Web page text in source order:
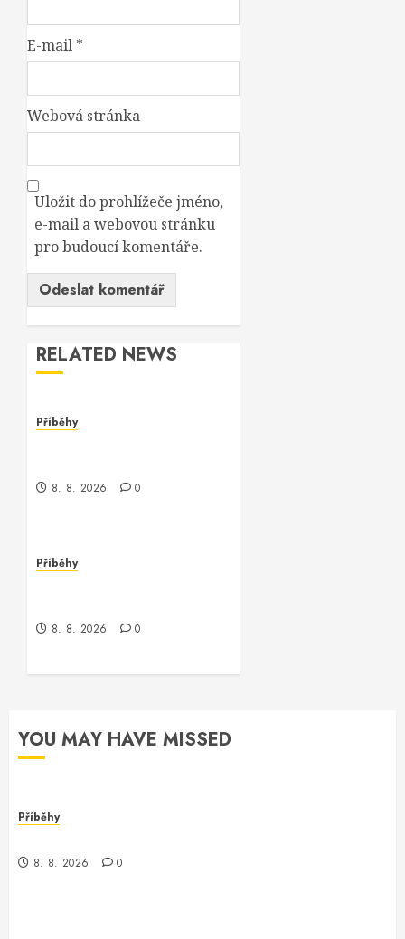
E-mail *
Webová stránka
Uložit do prohlížeče jméno,
e-mail a webovou stránku
pro budoucí komentáře.
RELATED NEWS
Příběhy
8. 8. 2026 0
Příběhy
8. 8. 2026 0
YOU MAY HAVE MISSED
Příběhy
8. 8. 2026 0